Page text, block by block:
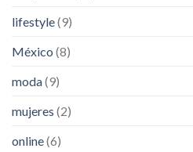
lifestyle(9)
México (8)
moda(9)
mujeres (2)
online(6)